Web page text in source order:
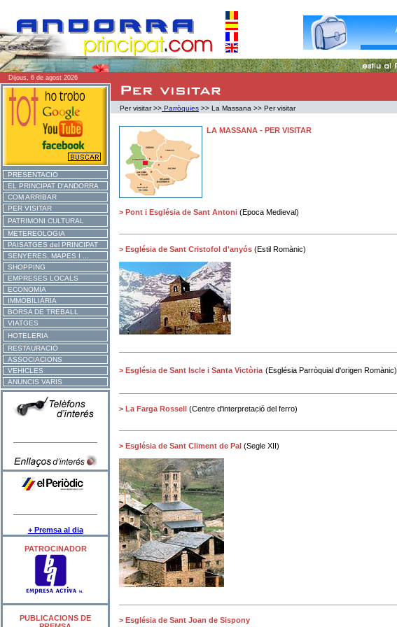
Dijous, 6 de agost 2026
PRESENTACIÓ
EL PRINCIPAT D'ANDORRA
COM ARRIBAR
PER VISITAR
PATRIMONI CULTURAL
METEREOLOGIA
PAISATGES del PRINCIPAT
SENYERES, MAPES I ...
SHOPPING
EMPRESES LOCALS
ECONOMÍA
IMMOBILIÀRIA
BORSA DE TREBALL
VIATGES
HOTELERIA
RESTAURACIÓ
ASSOCIACIONS
VEHICLES
ANUNCIS VARIS
+ Premsa al dia
PATROCINADOR
PUBLICACIONS DE
Per visitar >> Parròquies >> La Massana >> Per visitar
LA MASSANA - PER VISITAR
> Pont i Església de Sant Antoni (Epoca Medieval)
> Església de Sant Cristofol d'anyós (Estil Romànic)
> Església de Sant Iscle i Santa Victòria (Església Parròquial d'origen Romànic)
> La Farga Rossell (Centre d'interpretació del ferro)
> Església de Sant Climent de Pal (Segle XII)
> Església de Sant Joan de Sispony